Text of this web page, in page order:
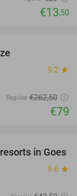
€13,50
9.2 star
Regulier €262,50
€79
49%
in Goes
9.6 star